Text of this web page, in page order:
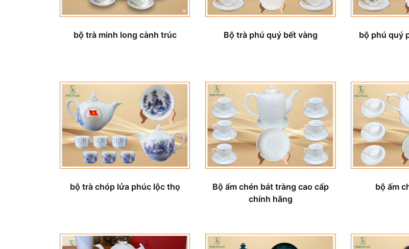
bộ trà minh long cành trúc Bộ trà phú quý bết vàng bộ phú quý
bộ trà chóp lửa phúc lộc thọ
Bộ ấm chén bát tràng cao cấp
chính hãng
bộ ấm